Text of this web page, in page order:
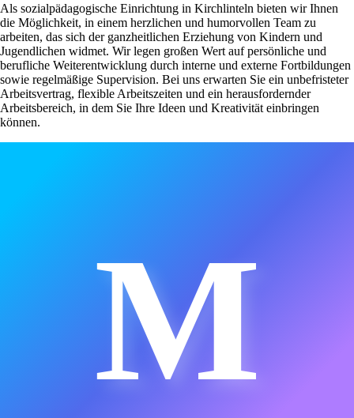
Als sozialpädagogische Einrichtung in Kirchlinteln bieten wir Ihnen
die Möglichkeit, in einem herzlichen und humorvollen Team zu
arbeiten, das sich der ganzheitlichen Erziehung von Kindern und
Jugendlichen widmet. Wir legen großen Wert auf persönliche und
berufliche Weiterentwicklung durch interne und externe Fortbildungen
sowie regelmäßige Supervision. Bei uns erwarten Sie ein unbefristeter
Arbeitsvertrag, flexible Arbeitszeiten und ein herausfordernder
Arbeitsbereich, in dem Sie Ihre Ideen und Kreativität einbringen
können.
M